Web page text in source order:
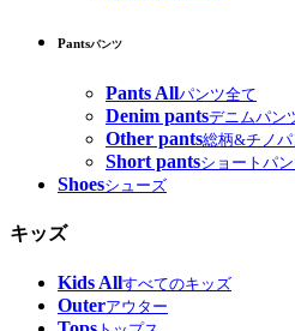
Pantsパンツ
Pants Allパンツ全て
Denim pantsデニムパン
Other pants総柄&チノ
Short pantsショートパ
Shoesシューズ
キッズ
Kids Allすべてのキッズ
Outerアウター